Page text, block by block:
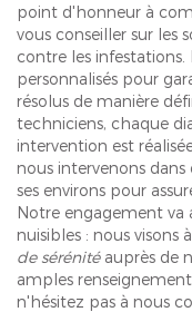
point d'honneur à
vous conseiller sur les
contre les infestations.
personnalisés pour
résolus de manière
techniciens, chaque
intervention est
nous intervenons
ses environs pour
Notre engagement va
nuisibles : nous visons
de sérénitéauprès de
amples
n'hésitez pas à nous